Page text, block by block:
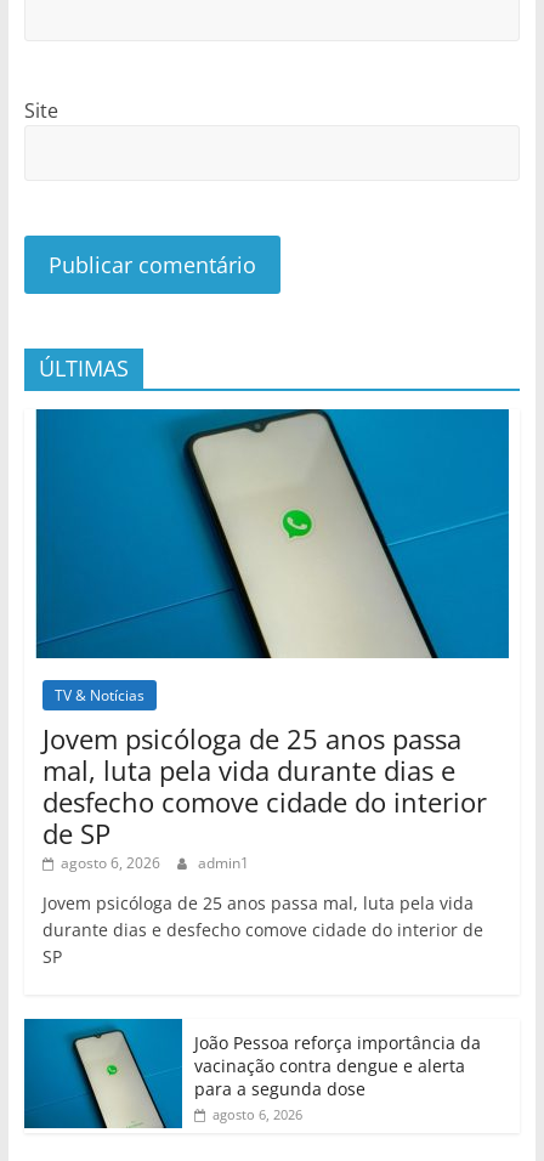
Site
ÚLTIMAS
TV & Notícias
Jovem psicóloga de 25 anos passa
mal, luta pela vida durante dias e
desfecho comove cidade do interior
de SP
agosto 6, 2026 admin1
Jovem psicóloga de 25 anos passa mal, luta pela vida
durante dias e desfecho comove cidade do interior de
SP
João Pessoa reforça importância da
vacinação contra dengue e alerta
para a segunda dose
agosto 6, 2026